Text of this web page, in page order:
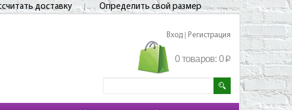
доставку Определить свой размер
Вход Регистрация
0 товаров: 0p